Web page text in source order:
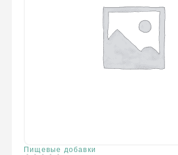
Пищевые добавки